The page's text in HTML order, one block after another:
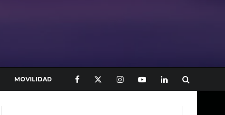
MOVILIDAD